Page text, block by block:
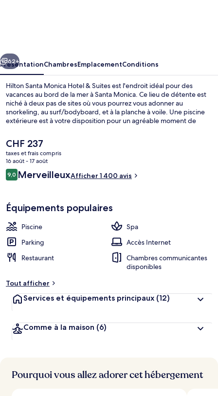
&
Suites
Suivant
62+
PrésentationChambresEmplacementConditions
Hilton Santa Monica Hotel & Suites est l'endroit idéal pour des
vacances au bord de la mer à Santa Monica. Ce lieu de détente est
niché à deux pas de sites où vous pourrez vous adonner au
snorkeling, au surf/bodyboard, et à la planche à voile. Une piscine
extérieure est à votre disposition pour un agréable moment de
profiter des massages. L'établissement Monica's sert le petit
déjeuner, le déjeuner et le dîner. Parmi les autres petits avantages
de cet hébergement figurent un bar / salon, un centre de remise en
forme, et une salle de fitness ouverte 24 h/24. Les autres voyageurs
ne tarissent pas d'éloges en ce qui concerne le personnel
attentionné et l'emplacement. Les transports publics sont tout
Le
prix
actuel
est
de
CHF 237
taxes et frais compris
16 août - 17 août
Avis
voyageurs
9,09,0 sur 10
MerveilleuxAfficher 1 400 avis
Équipements populaires
Piscine
Spa
Parking
Accès Internet
Restaurant
Chambres communicantes
disponibles
Tout afficher
Services et équipements principaux (12)
Comme à la maison (6)
Pourquoi vous allez adorer cet hébergement